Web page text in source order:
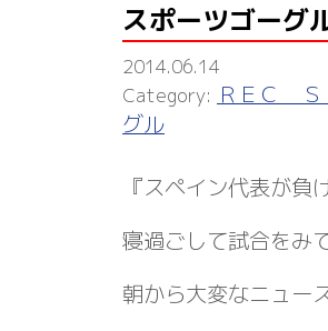
スポーツゴーグ
2014.06.14
ＲＥＣ Ｓ
グル
『スペイン代表が負
寝過ごして試合をみ
朝から大変なニュー